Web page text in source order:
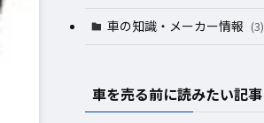
車の知識・メーカー情報 (3)
車を売る前に読みたい記事